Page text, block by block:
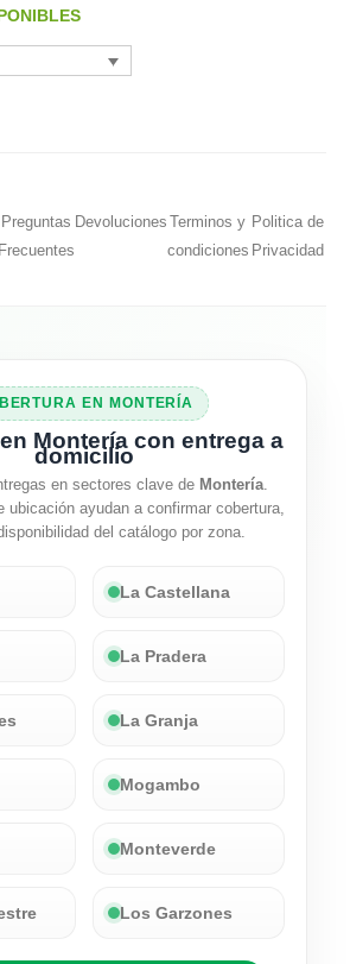
Preguntas
Frecuentes
Devoluciones Terminos y
condiciones
Politica de
Privacidad
EN MONTERÍA
Montería con entrega a
domicilio
en sectores clave de Montería.
ubicación ayudan a confirmar cobertura,
del catálogo por zona.
La Castellana
La Pradera
La Granja
Mogambo
Monteverde
Los Garzones